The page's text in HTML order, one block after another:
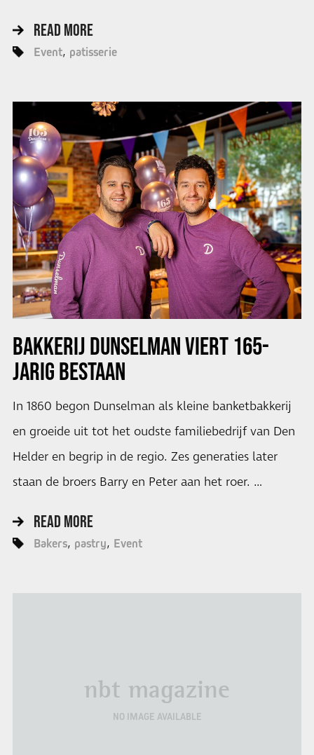
READ MORE
Event patisserie
BAKKERIJ DUNSELMAN VIERT 165-
JARIG BESTAAN
In 1860 begon Dunselman als kleine banketbakkerij
en groeide uit tot het oudste familiebedrijf van Den
Helder en begrip in de regio. Zes generaties later
staan de broers Barry en Peter aan het roer. …
READ MORE
Bakers pastry Event
nbt magazine
NO IMAGE AVAILABLE